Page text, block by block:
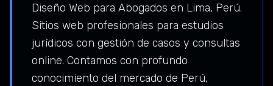
Diseño Web para Abogados en Lima, Perú.
Sitios web profesionales para estudios
jurídicos con gestión de casos y consultas
online. Contamos con profundo
conocimiento del mercado de Perú,